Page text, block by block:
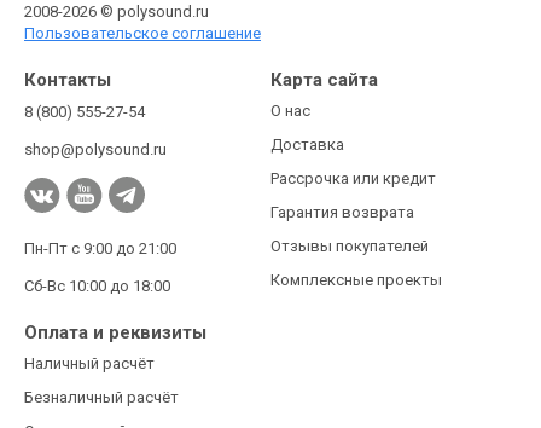
2008-2026 © polysound.ru
Пользовательское соглашение
Контакты
8 (800) 555-27-54
shop@polysound.ru
Пн-Пт с 9:00 до 21:00
Сб-Вс 10:00 до 18:00
Карта сайта
О нас
Доставка
Рассрочка или кредит
Гарантия возврата
Отзывы покупателей
Комплексные проекты
Оплата и реквизиты
Наличный расчёт
Безналичный расчёт